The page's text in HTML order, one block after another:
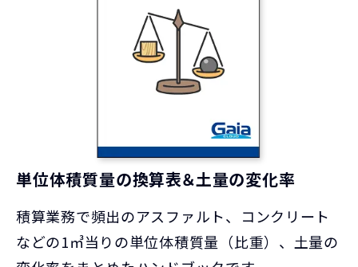
単位体積質量の換算表＆土量の変化率
積算業務で頻出のアスファルト、コンクリート
などの1㎥当りの単位体積質量（比重）、土量の